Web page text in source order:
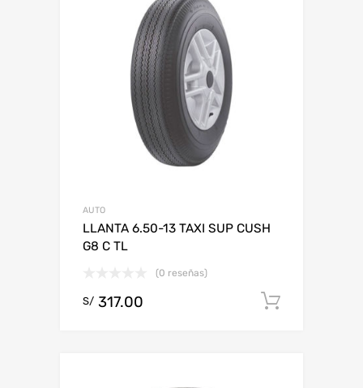
AUTO
LLANTA 6.50-13 TAXI SUP CUSH
G8 C TL
(0 reseñas)
S/ 317.00